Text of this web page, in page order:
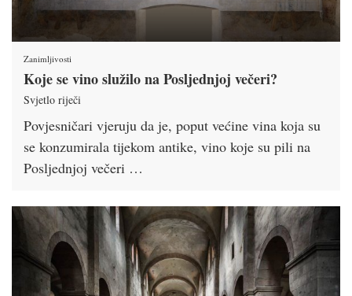
Zanimljivosti
Koje se vino služilo na Posljednjoj večeri?
Svjetlo riječi
Povjesničari vjeruju da je, poput većine vina koja su
se konzumirala tijekom antike, vino koje su pili na
Posljednjoj večeri …